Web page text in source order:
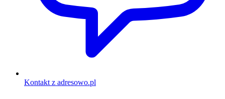
Kontakt z adresowo.pl